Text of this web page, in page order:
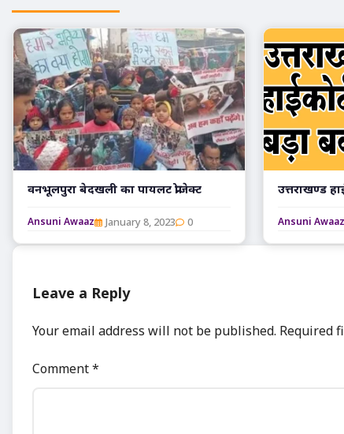
वनभूलपुरा बेदखली का पायलट प्रोजेक्ट
Ansuni Awaaz January 8, 2023 0
उत्तराखण्ड
Ansuni
Leave a Reply
Your email address will not be published. Required
Comment*